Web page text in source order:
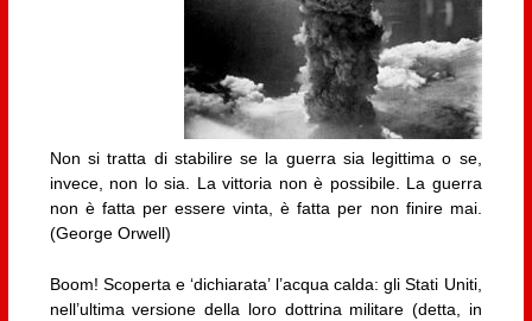
Non si tratta di stabilire se la guerra sia legittima o se,
invece, non lo sia. La vittoria non è possibile. La guerra
non è fatta per essere vinta, è fatta per non finire mai.
(George Orwell)
Boom! Scoperta e ‘dichiarata’ l’acqua calda: gli Stati Uniti,
nell’ultima versione della loro dottrina militare (detta, in